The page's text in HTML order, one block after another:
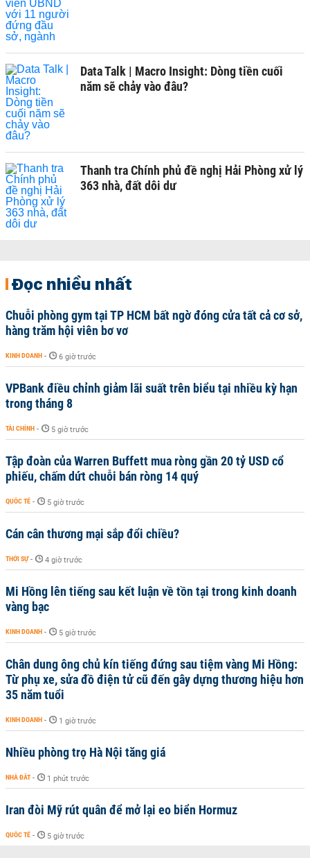
Data Talk | Macro Insight: Dòng tiền cuối
năm sẽ chảy vào đâu?
Thanh tra Chính phủ đề nghị Hải Phòng xử lý
363 nhà, đất dôi dư
Đọc nhiều nhất
Chuỗi phòng gym tại TP HCM bất ngờ đóng cửa tất cả cơ sở,
hàng trăm hội viên bơ vơ
KINH DOANH - 6 giờ trước
VPBank điều chỉnh giảm lãi suất trên biểu tại nhiều kỳ hạn
trong tháng 8
TÀI CHÍNH - 5 giờ trước
Tập đoàn của Warren Buffett mua ròng gần 20 tỷ USD cổ
phiếu, chấm dứt chuỗi bán ròng 14 quý
QUỐC TẾ - 5 giờ trước
Cán cân thương mại sắp đổi chiều?
THỜI SỰ - 4 giờ trước
Mi Hồng lên tiếng sau kết luận về tồn tại trong kinh doanh
vàng bạc
KINH DOANH - 5 giờ trước
Chân dung ông chủ kín tiếng đứng sau tiệm vàng Mi Hồng:
Từ phụ xe, sửa đồ điện tử cũ đến gây dựng thương hiệu hơn
35 năm tuổi
KINH DOANH - 1 giờ trước
Nhiều phòng trọ Hà Nội tăng giá
NHÀ ĐẤT - 1 phút trước
Iran đòi Mỹ rút quân để mở lại eo biển Hormuz
QUỐC TẾ - 5 giờ trước